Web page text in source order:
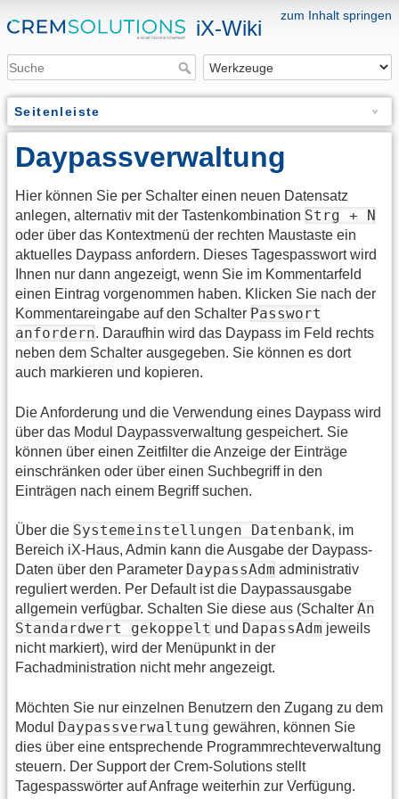
zum Inhalt springen
iX-Wiki
Seitenleiste
Daypassverwaltung
Hier können Sie per Schalter einen neuen Datensatz
anlegen, alternativ mit der Tastenkombination Strg + N
oder über das Kontextmenü der rechten Maustaste ein
aktuelles Daypass anfordern. Dieses Tagespasswort wird
Ihnen nur dann angezeigt, wenn Sie im Kommentarfeld
einen Eintrag vorgenommen haben. Klicken Sie nach der
Kommentareingabe auf den Schalter Passwort
anfordern. Daraufhin wird das Daypass im Feld rechts
neben dem Schalter ausgegeben. Sie können es dort
auch markieren und kopieren.
Die Anforderung und die Verwendung eines Daypass wird
über das Modul Daypassverwaltung gespeichert. Sie
können über einen Zeitfilter die Anzeige der Einträge
einschränken oder über einen Suchbegriff in den
Einträgen nach einem Begriff suchen.
Über die Systemeinstellungen Datenbank, im
Bereich iX-Haus, Admin kann die Ausgabe der Daypass-
Daten über den Parameter DaypassAdm administrativ
reguliert werden. Per Default ist die Daypassausgabe
allgemein verfügbar. Schalten Sie diese aus (Schalter An
Standardwert gekoppelt und DapassAdm jeweils
nicht markiert), wird der Menüpunkt in der
Fachadministration nicht mehr angezeigt.
Möchten Sie nur einzelnen Benutzern den Zugang zu dem
Modul Daypassverwaltung gewähren, können Sie
dies über eine entsprechende Programmrechteverwaltung
steuern. Der Support der Crem-Solutions stellt
Tagespasswörter auf Anfrage weiterhin zur Verfügung.